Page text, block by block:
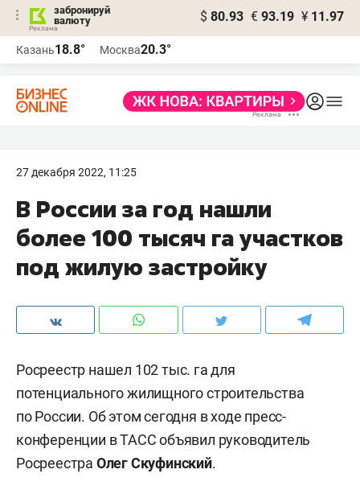
забронируй
валюту
$ 80.93 € 93.19 ¥ 11.97
Казань18.8° Москва20.3°
27 декабря 2022, 11:25
В России за год нашли
более 100 тысяч га участков
под жилую застройку
Росреестр нашел 102 тыс. га для
потенциального жилищного строительства
по России. Об этом сегодня в ходе пресс-
конференции в ТАСС объявил руководитель
Росреестра Олег Скуфинский.